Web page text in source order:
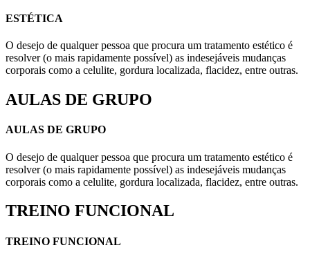
ESTÉTICA
O desejo de qualquer pessoa que procura um tratamento estético é
resolver (o mais rapidamente possível) as indesejáveis mudanças
corporais como a celulite, gordura localizada, flacidez, entre outras.
AULAS DE GRUPO
AULAS DE GRUPO
O desejo de qualquer pessoa que procura um tratamento estético é
resolver (o mais rapidamente possível) as indesejáveis mudanças
corporais como a celulite, gordura localizada, flacidez, entre outras.
TREINO FUNCIONAL
TREINO FUNCIONAL